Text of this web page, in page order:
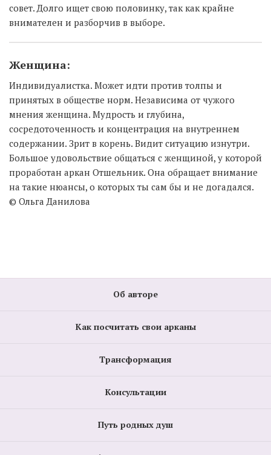
совет. Долго ищет свою половинку, так как крайне
внимателен и разборчив в выборе.
Женщина:
Индивидуалистка. Может идти против толпы и
принятых в обществе норм. Независима от чужого
мнения женщина. Мудрость и глубина,
сосредоточенность и концентрация на внутреннем
содержании. Зрит в корень. Видит ситуацию изнутри.
Большое удовольствие общаться с женщиной, у которой
проработан аркан Отшельник. Она обращает внимание
на такие нюансы, о которых ты сам бы и не догадался.
© Ольга Данилова
Об авторе
Как посчитать свои арканы
Трансформация
Консультации
Путь родных душ